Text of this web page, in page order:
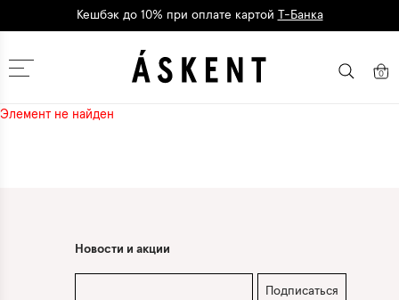
Кешбэк до 10% при оплате картой Т-Банка
Москва 0
Элемент не найден
Новости и акции
Подписаться